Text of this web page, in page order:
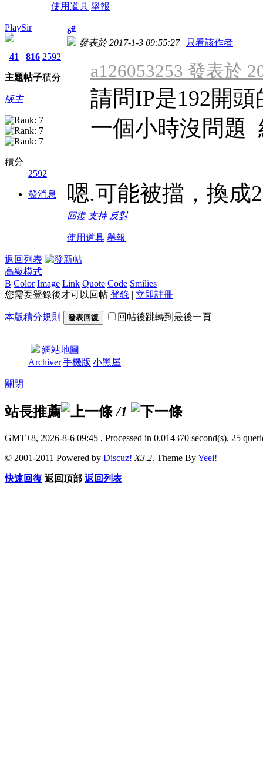
使用道具 舉報
PlaySir
41
主題
816
帖子
2592
積分
版主
積分
2592
發消息
6#
發表於 2017-1-3 09:55:27 | 只看該作者
a126053253 發表於
請問IP是192開
一個小時沒問題
嗯.可能被擋，換成
回復 支持 反對
使用道具 舉報
返回列表
高級模式
B Color Image Link Quote Code Smilies
您需要登錄後才可以回帖 登錄 | 立即註冊
本版積分規則 發表回復 回帖後跳轉到最後一頁
|網站地圖
Archiver|手機版|小黑屋|
關閉
站長推薦 /1
GMT+8, 2026-8-6 09:45 , Processed in 0.014370 second(s), 25
© 2001-2011 Powered by Discuz! X3.2. Theme ByYeei!
快速回復 返回頂部 返回列表